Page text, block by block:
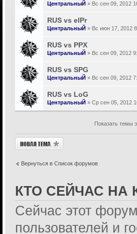
ЦентральныЙ » Вс сен 09, 2012
RUS vs elPr
ЦентральныЙ » Вс июн 17, 2012
RUS vs PPX
ЦентральныЙ » Вс сен 09, 2012
RUS vs SPG
ЦентральныЙ » Вс сен 09, 2012
RUS vs LoG
ЦентральныЙ » Ср сен 05, 2012
Показать темы
Новая тема
Вернуться в Список форумов
КТО СЕЙЧАС НА
Сейчас этот
пользователей и